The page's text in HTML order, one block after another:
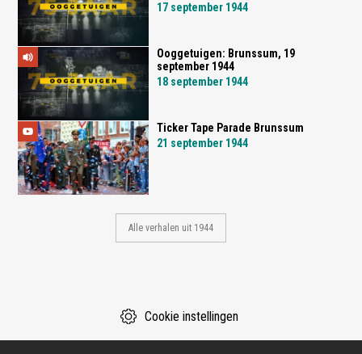
17 september 1944
Ooggetuigen: Brunssum, 19
september 1944
18 september 1944
Ticker Tape Parade Brunssum
21 september 1944
Alle verhalen uit 1944
Cookie instellingen